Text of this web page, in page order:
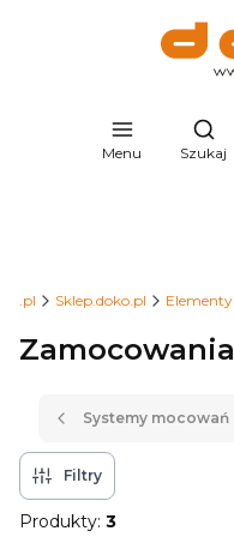
Menu Szukaj
Sklep.doko.pl
Systemy mocowań
Filtry
Produkty: 3